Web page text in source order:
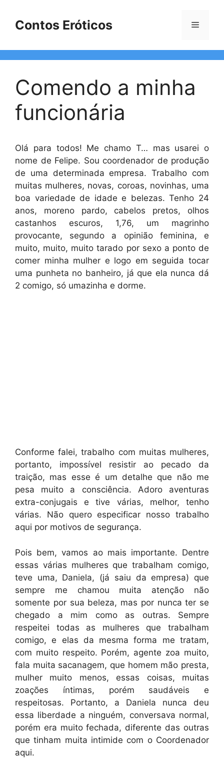
Contos Eróticos Menu
Comendo a minha
funcionária
Olá para todos! Me chamo T… mas usarei o
nome de Felipe. Sou coordenador de produção
de uma determinada empresa. Trabalho com
muitas mulheres, novas, coroas, novinhas, uma
boa variedade de idade e belezas. Tenho 24
anos, moreno pardo, cabelos pretos, olhos
castanhos escuros, 1,76, um magrinho
provocante, segundo a opinião feminina, e
muito, muito, muito tarado por sexo a ponto de
comer minha mulher e logo em seguida tocar
uma punheta no banheiro, já que ela nunca dá
2 comigo, só umazinha e dorme.
Conforme falei, trabalho com muitas mulheres,
portanto, impossível resistir ao pecado da
traição, mas esse é um detalhe que não me
pesa muito a consciência. Adoro aventuras
extra-conjugais e tive várias, melhor, tenho
várias. Não quero especificar nosso trabalho
aqui por motivos de segurança.
Pois bem, vamos ao mais importante. Dentre
essas várias mulheres que trabalham comigo,
teve uma, Daniela, (já saiu da empresa) que
sempre me chamou muita atenção não
somente por sua beleza, mas por nunca ter se
chegado a mim como as outras. Sempre
respeitei todas as mulheres que trabalham
comigo, e elas da mesma forma me tratam,
com muito respeito. Porém, agente zoa muito,
fala muita sacanagem, que homem mão presta,
mulher muito menos, essas coisas, muitas
zoações íntimas, porém saudáveis e
respeitosas. Portanto, a Daniela nunca deu
essa liberdade a ninguém, conversava normal,
porém era muito fechada, diferente das outras
que tinham muita intimide com o Coordenador
aqui.